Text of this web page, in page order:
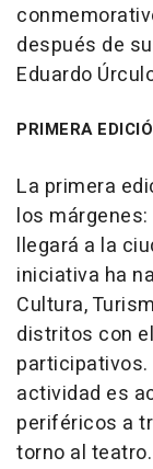
después de
Eduardo
PRIMERA
La primera
los
llegará a la
iniciativa ha
Cultura,
distritos con
actividad es
periféricos a
torno al teatro.